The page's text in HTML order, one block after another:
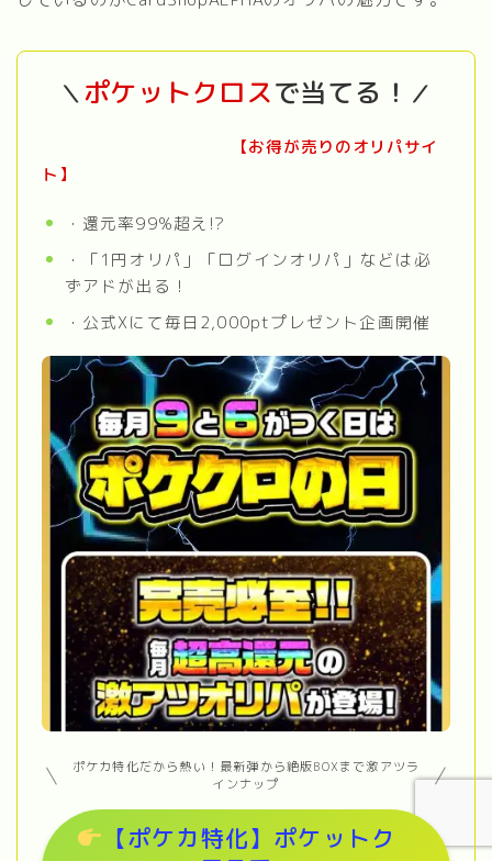
＼ ポケットクロスで当てる！ ／
【お得が売りのオリパサイ
ト】
・還元率99%超え!?
・「1円オリパ」「ログインオリパ」などは必
ずアドが出る！
・公式Xにて毎日2,000ptプレゼント企画開催
ポケカ特化だから熱い！最新弾から絶版BOXまで激アツラ
インナップ
【ポケカ特化】ポケットク
【2026年最新】オリパワン vs DOPA 徹底比
較｜どっちが稼げる？